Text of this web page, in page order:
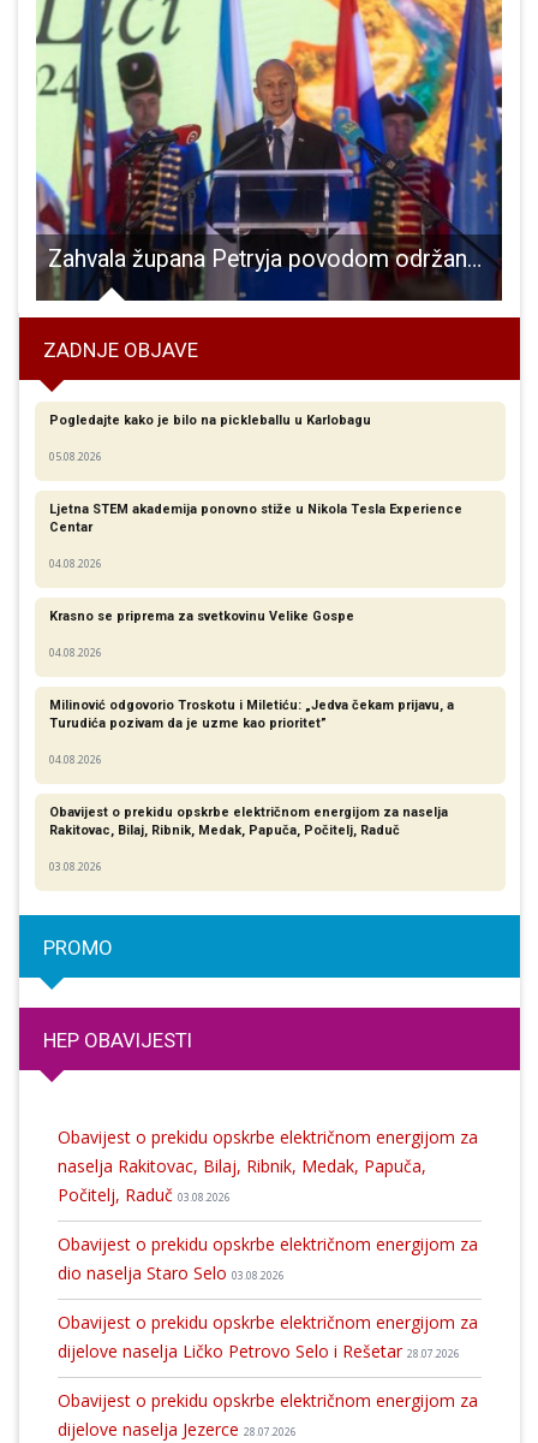
Zahvala župana Petryja povodom održane manifestacije Jesen u Lici
ZADNJE OBJAVE
Pogledajte kako je bilo na pickleballu u Karlobagu
05.08.2026
Ljetna STEM akademija ponovno stiže u Nikola Tesla Experience
Centar
04.08.2026
Krasno se priprema za svetkovinu Velike Gospe
04.08.2026
Milinović odgovorio Troskotu i Miletiću: „Jedva čekam prijavu, a
Turudića pozivam da je uzme kao prioritet”
04.08.2026
Obavijest o prekidu opskrbe električnom energijom za naselja
Rakitovac, Bilaj, Ribnik, Medak, Papuča, Počitelj, Raduč
03.08.2026
PROMO
HEP OBAVIJESTI
Obavijest o prekidu opskrbe električnom energijom za
naselja Rakitovac, Bilaj, Ribnik, Medak, Papuča,
Počitelj, Raduč 03.08.2026
Obavijest o prekidu opskrbe električnom energijom za
dio naselja Staro Selo 03.08.2026
Obavijest o prekidu opskrbe električnom energijom za
dijelove naselja Ličko Petrovo Selo i Rešetar 28.07.2026
Obavijest o prekidu opskrbe električnom energijom za
dijelove naselja Jezerce 28.07.2026